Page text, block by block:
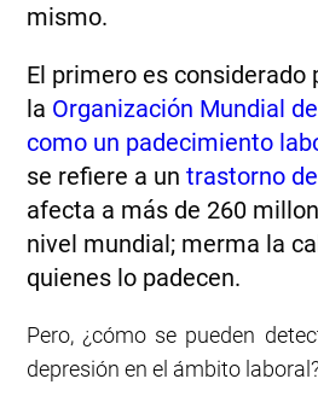
mismo.
El primero es considerado
la Organización Mundial
como un padecimiento
se refiere a untrastorno
afecta a más de 260
nivel mundial; merma la
quienes lo padecen.
Pero, ¿cómo se pueden
depresión en el ámbito